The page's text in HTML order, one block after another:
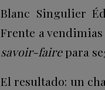
Blanc Singulier
Frente a
savoir-fairepara
El resultado: un